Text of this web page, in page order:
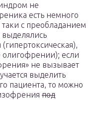
не
есть немного
с преобладанием
выделялись
если
не вызывает
выделить
пациента, то можно
под